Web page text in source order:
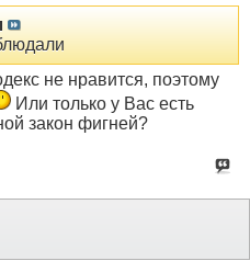
не нравится, поэтому
Или только у Вас есть
закон фигней?